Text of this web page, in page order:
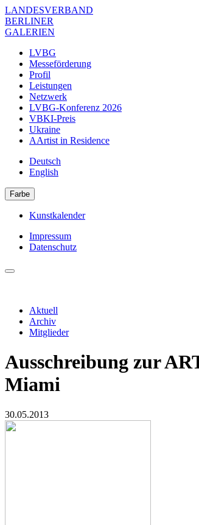
Direkt
zum
Inhalt
LANDESVERBAND
BERLINER
GALERIEN
Navigation
Verband
LVBG
Messeförderung
Profil
Leistungen
Netzwerk
LVBG-Konferenz 2026
VBKI-Preis
Ukraine
AArtist in Residence
Deutsch
English
Farbe
Navigation
Meta
Kunstkalender
Navigation
Footer
Impressum
Datenschutz
Navigation
Verband
2nd
Level
Aktuell
Archiv
Mitglieder
Ausschreibung zur
Miami
30.05.2013